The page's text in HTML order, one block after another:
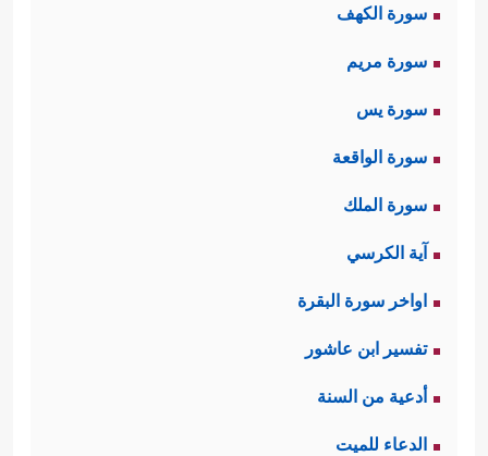
سورة الكهف
سورة مريم
سورة يس
سورة الواقعة
سورة الملك
آية الكرسي
اواخر سورة البقرة
تفسير ابن عاشور
أدعية من السنة
الدعاء للميت